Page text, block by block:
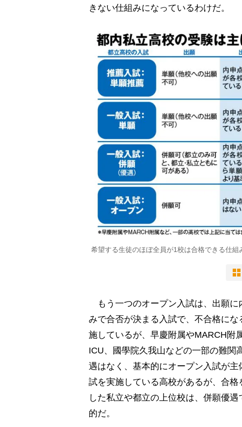
きない仕組みになっているわけだ。
希望する生徒のほぼ全員が1校は合格できる仕組
もう一つのオープン入試は、出願に
みで合否が決まる入試で、不合格に
施しているが、早慶附属やMARCH附
ICU、國學院久我山などの一部の難関
遇はなく、基本的にオープン入試が
試を実施している高校があるが、合
した私立や都立の上位校は、併願優
的だ。